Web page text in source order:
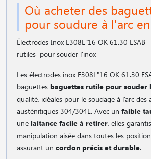
Où acheter des
pour soudure à l'arc
Électrodes Inox E308L"16 OK 61.30 ESAB
rutiles pour souder l'inox
Les électrodes inox E308L"16 OK 61.30
baguettes baguettes rutile pour souder
qualité, idéales pour le soudage à l’arc des
austénitiques 304/304L. Avec un faible
une laitance facile à retirer, elles
manipulation aisée dans toutes les
assurant un cordon précis et durable.